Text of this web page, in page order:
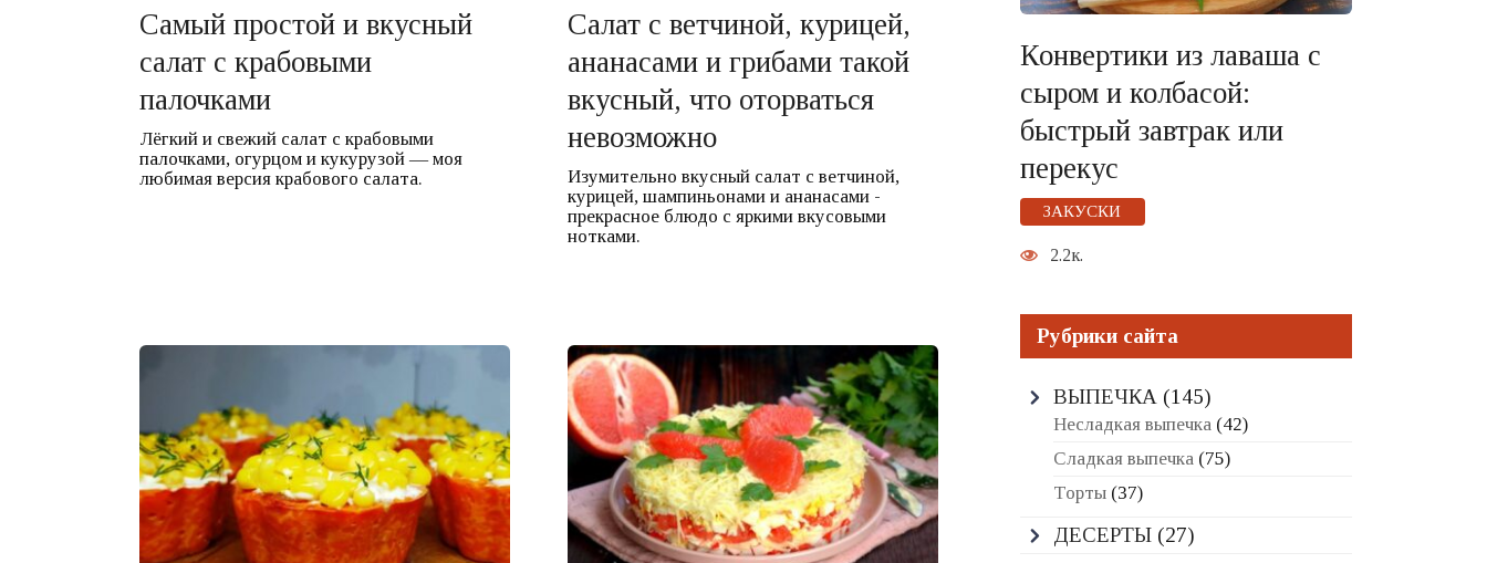
Самый простой и вкусный
салат с крабовыми
палочками
Лёгкий и свежий салат с крабовыми
палочками, огурцом и кукурузой — моя
любимая версия крабового салата.
Салат с ветчиной, курицей,
ананасами и грибами такой
вкусный, что оторваться
невозможно
Изумительно вкусный салат с ветчиной,
курицей, шампиньонами и ананасами -
прекрасное блюдо с яркими вкусовыми
нотками.
Конвертики из лаваша с
сыром и колбасой:
быстрый завтрак или
перекус
ЗАКУСКИ
2.2к.
Рубрики сайта
ВЫПЕЧКА (145)
Несладкая выпечка (42)
Сладкая выпечка (75)
Торты (37)
ДЕСЕРТЫ (27)